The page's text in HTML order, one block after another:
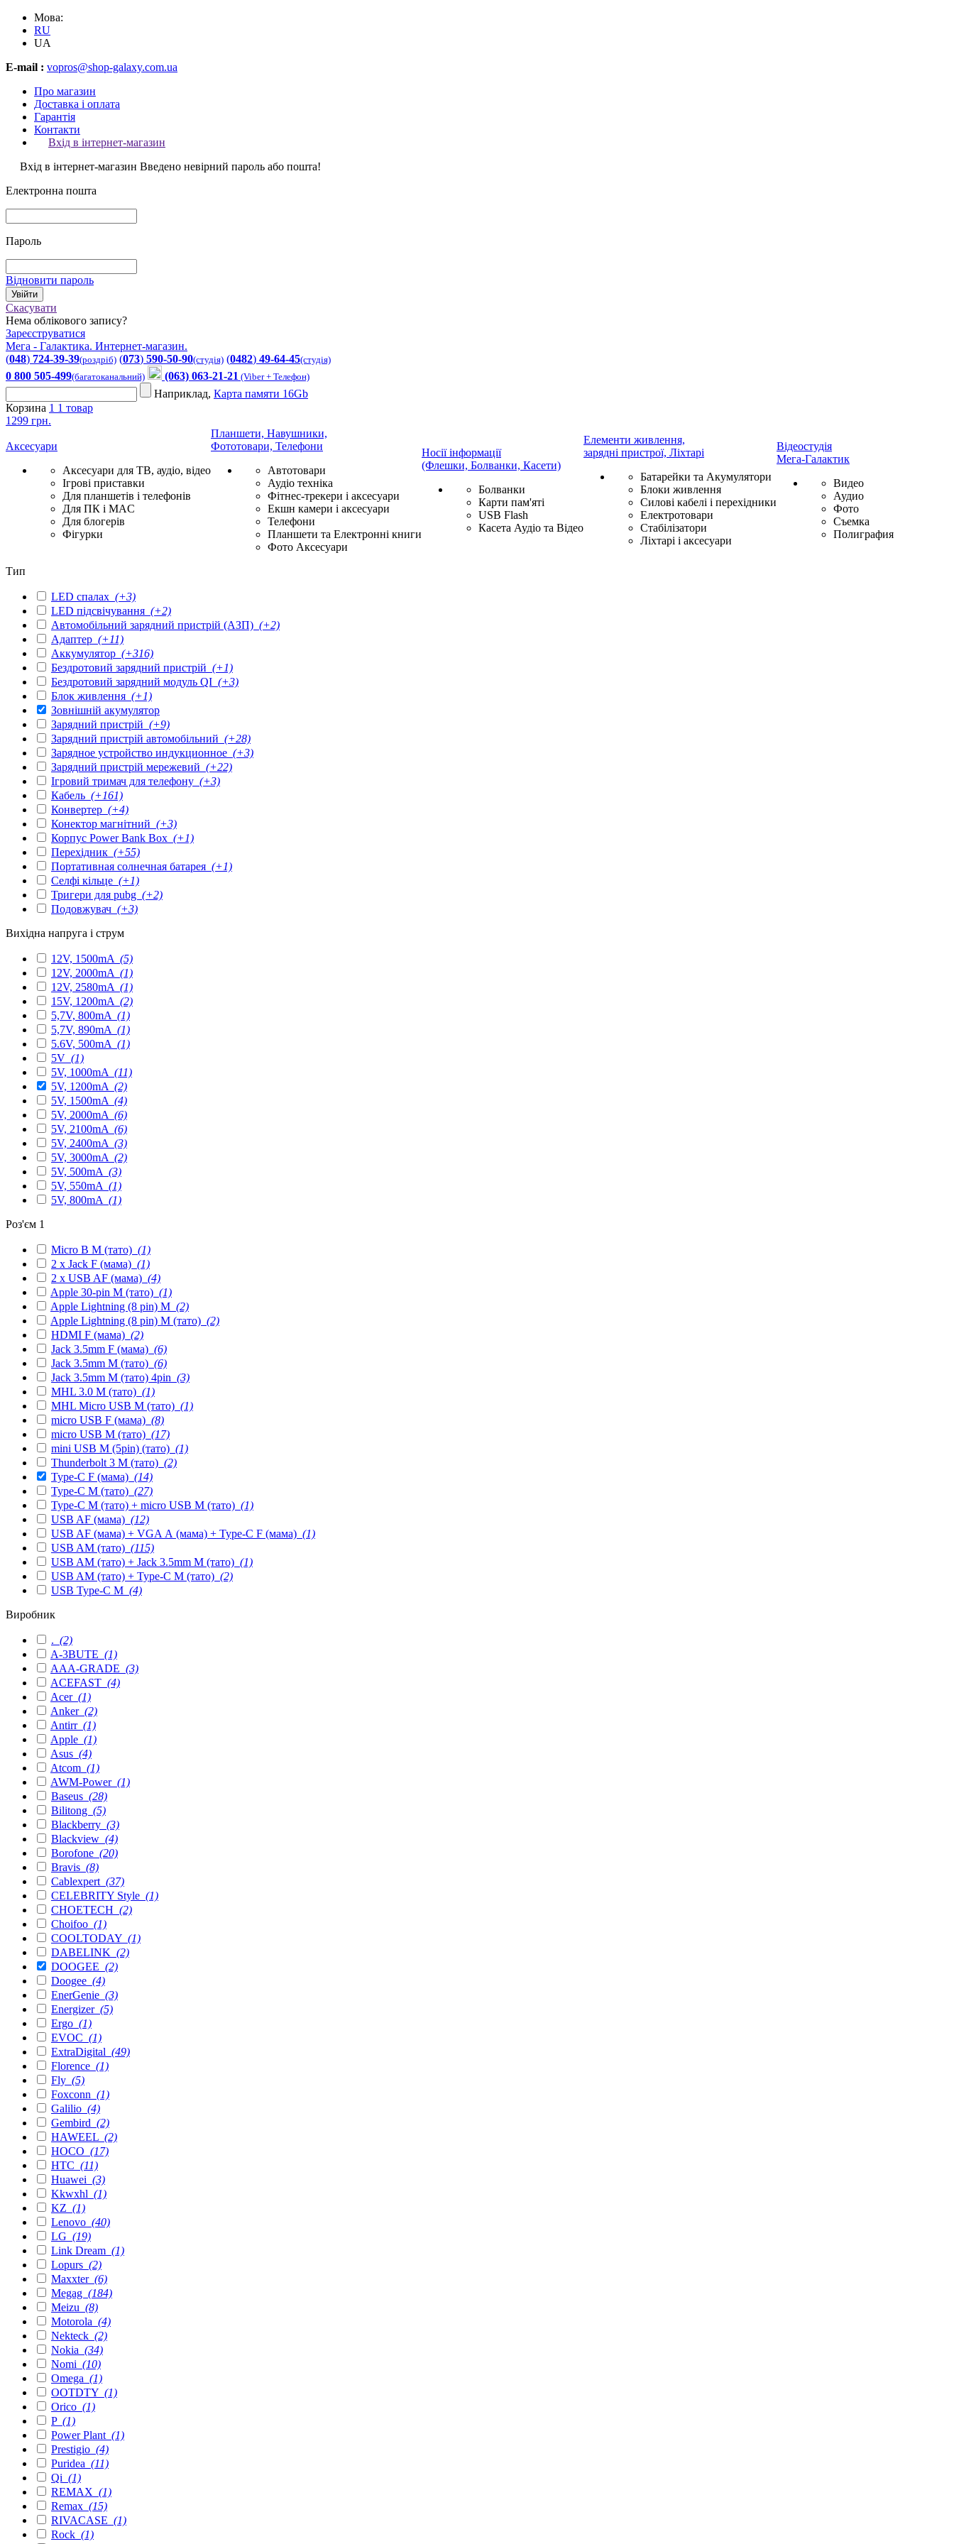
Мова:
RU
UA
E-mail : vopros@shop-galaxy.com.ua
Про магазин
Доставка і оплата
Гарантія
Контакти
Вхід в інтернет-магазин
Вхід в інтернет-магазин Введено невірний пароль або пошта!
Електронна пошта
Пароль
Відновити пароль
Скасувати
Нема облікового запису?
Зареєструватися
Мега - Галактика. Интернет-магазин.
(048) 724-39-39(роздріб) (073) 590-50-90(студія) (0482) 49-64-45(студія)
0 800 505-499(багатоканальний) (063) 063-21-21 (Viber + Телефон)
Наприклад, Карта памяти 16Gb
Корзина 1 1 товар
1299 грн.
Аксесуари
Аксесуари для ТВ, аудіо, відео
Ігрові приставки
Для планшетів і телефонів
Для ПК і MAC
Для блогерів
Фігурки
Планшети, Навушники,
Фототовари, Телефони
Автотовари
Аудіо техніка
Фітнес-трекери і аксесуари
Екшн камери і аксесуари
Телефони
Планшети та Електронні книги
Фото Аксесуари
Носії інформації
(Флешки, Болванки, Касети)
Болванки
Карти пам'яті
USB Flash
Касета Аудіо та Відео
Елементи живлення,
зарядні пристрої, Ліхтарі
Батарейки та Акумулятори
Блоки живлення
Силові кабелі і перехідники
Електротовари
Стабілізатори
Ліхтарі і аксесуари
Відеостудія
Мега-Галактик
Видео
Аудио
Фото
Съемка
Полиграфия
Тип
LED спалах (+3)
LED підсвічування (+2)
Автомобільний зарядний пристрій (АЗП) (+2)
Адаптер (+11)
Аккумулятор (+316)
Бездротовий зарядний пристрій (+1)
Бездротовий зарядний модуль QI (+3)
Блок живлення (+1)
Зовнішній акумулятор
Зарядний пристрій (+9)
Зарядний пристрій автомобільний (+28)
Зарядное устройство индукционное (+3)
Зарядний пристрій мережевий (+22)
Ігровий тримач для телефону (+3)
Кабель (+161)
Конвертер (+4)
Конектор магнітний (+3)
Корпус Power Bank Box (+1)
Перехідник (+55)
Портативная солнечная батарея (+1)
Селфі кільце (+1)
Тригери для pubg (+2)
Подовжувач (+3)
Вихідна напруга і струм
12V, 1500mA (5)
12V, 2000mA (1)
12V, 2580mA (1)
15V, 1200mA (2)
5,7V, 800mA (1)
5,7V, 890mA (1)
5.6V, 500mA (1)
5V (1)
5V, 1000mA (11)
5V, 1200mA (2)
5V, 1500mA (4)
5V, 2000mA (6)
5V, 2100mA (6)
5V, 2400mA (3)
5V, 3000mA (2)
5V, 500mA (3)
5V, 550mA (1)
5V, 800mA (1)
Роз'єм 1
Micro B M (тато) (1)
2 x Jack F (мама) (1)
2 x USB AF (мама) (4)
Apple 30-pin M (тато) (1)
Apple Lightning (8 pin) M (2)
Apple Lightning (8 pin) M (тато) (2)
HDMI F (мама) (2)
Jack 3.5mm F (мама) (6)
Jack 3.5mm M (тато) (6)
Jack 3.5mm M (тато) 4pin (3)
MHL 3.0 M (тато) (1)
MHL Micro USB M (тато) (1)
micro USB F (мама) (8)
micro USB M (тато) (17)
mini USB M (5pin) (тато) (1)
Thunderbolt 3 M (тато) (2)
Type-C F (мама) (14)
Type-C M (тато) (27)
Type-C M (тато) + micro USB M (тато) (1)
USB AF (мама) (12)
USB AF (мама) + VGA А (мама) + Type-C F (мама) (1)
USB AM (тато) (115)
USB AM (тато) + Jack 3.5mm M (тато) (1)
USB AM (тато) + Type-C M (тато) (2)
USB Type-C M (4)
Виробник
. (2)
A-3BUTE (1)
AAA-GRADE (3)
ACEFAST (4)
Acer (1)
Anker (2)
Antirr (1)
Apple (1)
Asus (4)
Atcom (1)
AWM-Power (1)
Baseus (28)
Bilitong (5)
Blackberry (3)
Blackview (4)
Borofone (20)
Bravis (8)
Cablexpert (37)
CELEBRITY Style (1)
CHOETECH (2)
Choifoo (1)
COOLTODAY (1)
DABELINK (2)
DOOGEE (2)
Doogee (4)
EnerGenie (3)
Energizer (5)
Ergo (1)
EVOC (1)
ExtraDigital (49)
Florence (1)
Fly (5)
Foxconn (1)
Galilio (4)
Gembird (2)
HAWEEL (2)
HOCO (17)
HTC (11)
Huawei (3)
Kkwxhl (1)
KZ (1)
Lenovo (40)
LG (19)
Link Dream (1)
Lopurs (2)
Maxxter (6)
Megag (184)
Meizu (8)
Motorola (4)
Nekteck (2)
Nokia (34)
Nomi (10)
Omega (1)
OOTDTY (1)
Orico (1)
P (1)
Power Plant (1)
Prestigio (4)
Puridea (11)
Qi (1)
REMAX (1)
Remax (15)
RIVACASE (1)
Rock (1)